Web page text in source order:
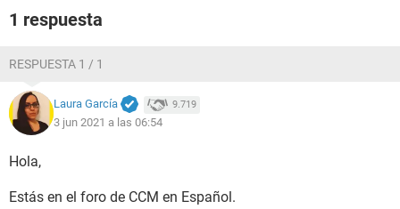
1 respuesta
RESPUESTA 1 / 1
Laura García 9.719
3 jun 2021 a las 06:54
Hola,
Estás en el foro de CCM en Español.